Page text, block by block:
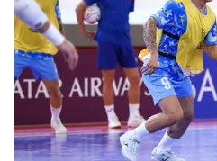
VIDEO
Bên lề